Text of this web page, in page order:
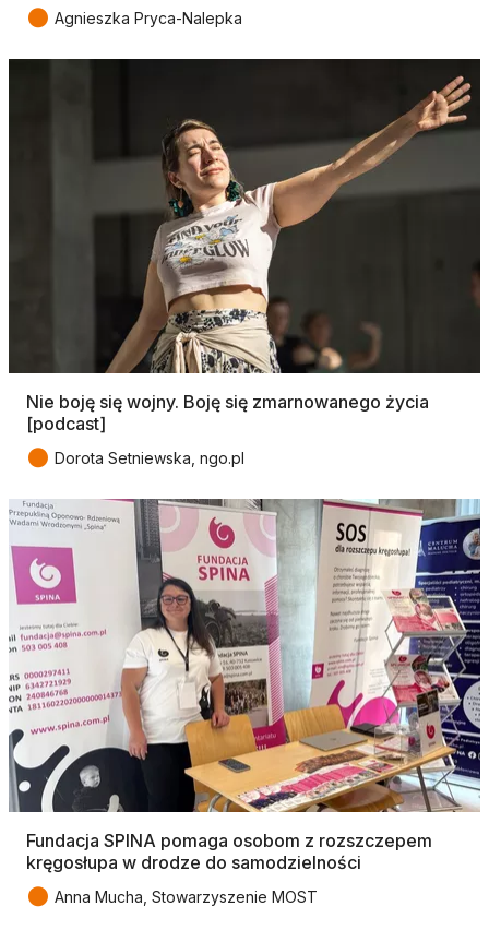
● Agnieszka Pryca-Nalepka
Nie boję się wojny. Boję się zmarnowanego życia
[podcast]
● Dorota Setniewska, ngo.pl
Fundacja SPINA pomaga osobom z rozszczepem
kręgosłupa w drodze do samodzielności
● Anna Mucha, Stowarzyszenie MOST